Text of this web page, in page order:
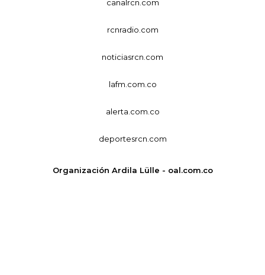
canalrcn.com
rcnradio.com
noticiasrcn.com
lafm.com.co
alerta.com.co
deportesrcn.com
Organización Ardila Lülle - oal.com.co